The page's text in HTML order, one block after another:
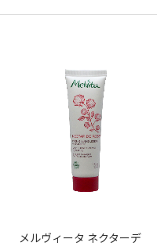
メルヴィータ ネクターデ